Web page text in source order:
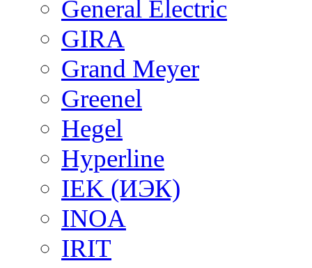
General Electric
GIRA
Grand Meyer
Greenel
Hegel
Hyperline
IEK (ИЭК)
INOA
IRIT